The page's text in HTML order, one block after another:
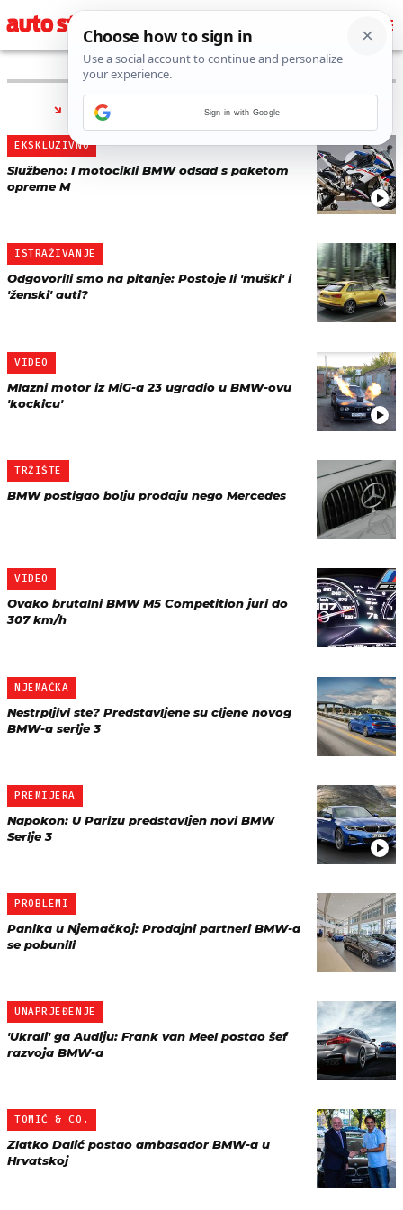
PRONAĐENO 223 REZULTATA ZA TAG “
EKSKLUZIVNO
Službeno: I motocikli BMW odsad s paketom
opreme M
ISTRAŽIVANJE
Odgovorili smo na pitanje: Postoje li 'muški' i
'ženski' auti?
VIDEO
Mlazni motor iz MiG-a 23 ugradio u BMW-ovu
'kockicu'
TRŽIŠTE
BMW postigao bolju prodaju nego Mercedes
VIDEO
Ovako brutalni BMW M5 Competition juri do
307 km/h
NJEMAČKA
Nestrpljivi ste? Predstavljene su cijene novog
BMW-a serije 3
PREMIJERA
Napokon: U Parizu predstavljen novi BMW
Serije 3
PROBLEMI
Panika u Njemačkoj: Prodajni partneri BMW-a
se pobunili
UNAPRJEĐENJE
'Ukrali' ga Audiju: Frank van Meel postao šef
razvoja BMW-a
TOMIĆ & CO.
Zlatko Dalić postao ambasador BMW-a u
Hrvatskoj
Sign in with Google